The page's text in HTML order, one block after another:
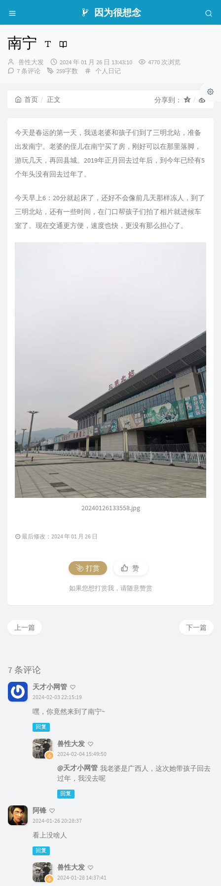
因为很想念
南宁
博
主：
兽性大发
发
布
2024 年 01 月 26 日 13:43:10
4770 次浏览
7 条评论
259字数
分
个人日记
首页 正文 分享到：
今天是春运的第一天，我送老婆和孩子们到了三明北站，准备
出发南宁。老婆的侄儿在南宁买了房，刚好可以在那里落脚，
游玩几天，再回县城。2019年正月回去过年后，到今年已经有5
个年头没有回去过年了。
今天早上6：20分就起床了，还好不会像前几天那样冻人，到了
三明北站，还有一些时间，在门口帮孩子们拍了相片就进候车
室了。现在交通更方便，速度也快，更没有那么担心了。
20240126133558.jpg
最后修改：2024 年 01 月 26 日
打赏 赞
如果您想打赏我，请随意赞赏
下一篇
上一篇
7 条评论
天才小网管
2024-02-03 22:15:19
嘿，你竟然来到了南宁~
回复
兽性大发
2024-02-04 15:49:50
@天才小网管 我老婆是广西人，这次她带孩子回去
过年，我没去呢
回复
阿锋
2024-01-26 20:28:37
看上没啥人
回复
兽性大发
2024-01-28 14:37:41